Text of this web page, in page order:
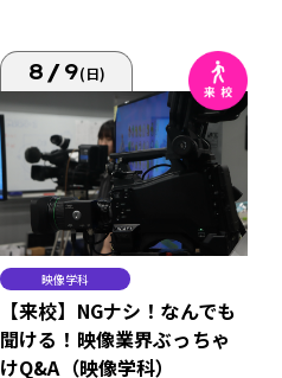
8/9(日)
映像学科
【来校】NGナシ！なんでも
聞ける！映像業界ぶっちゃ
けQ&A（映像学科）